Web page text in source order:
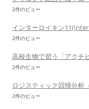
2件のビュー
インターロイキン
2件のビュー
高校生物で習う「アクチ
2件のビュー
ロジスティック回帰分析
2件のビュー